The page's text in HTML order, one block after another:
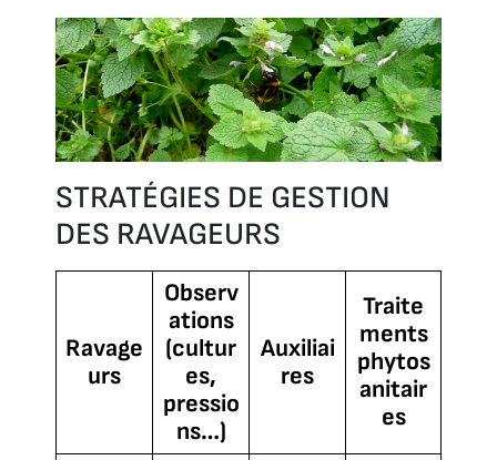
STRATÉGIES DE GESTION
DES RAVAGEURS
Ravage
urs
Observ
ations
(cultur
es,
pressio
ns…)
Auxiliai
res
Traite
ments
phytos
anitair
es